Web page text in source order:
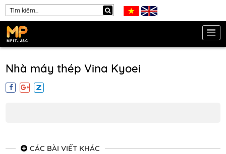
Nhà máy thép Vina Kyoei
CÁC BÀI VIẾT KHÁC